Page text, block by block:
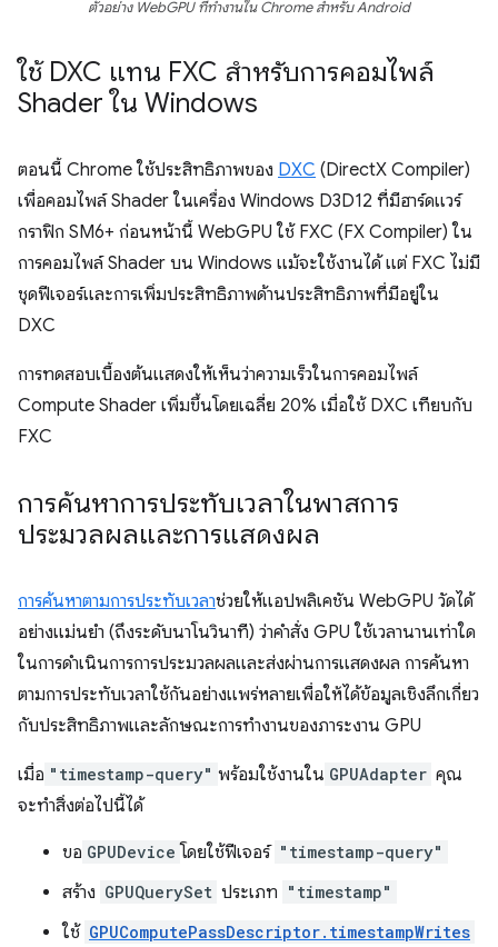
ตัวอย่าง WebGPU ที่ทำงานใน Chrome สำหรับ Android
ใช้ DXC แทน FXC สำหรับการคอมไพล์
Shader ใน Windows
ตอนนี้ Chrome ใช้ประสิทธิภาพของ DXC (DirectX Compiler)
เพื่อคอมไพล์ Shader ในเครื่อง Windows D3D12 ที่มีฮาร์ดแวร์
กราฟิก SM6+ ก่อนหน้านี้ WebGPU ใช้ FXC (FX Compiler) ใน
การคอมไพล์ Shader บน Windows แม้จะใช้งานได้ แต่ FXC ไม่มี
ชุดฟีเจอร์และการเพิ่มประสิทธิภาพด้านประสิทธิภาพที่มีอยู่ใน
DXC
การทดสอบเบื้องต้นแสดงให้เห็นว่าความเร็วในการคอมไพล์
Compute Shader เพิ่มขึ้นโดยเฉลี่ย 20% เมื่อใช้ DXC เทียบกับ
FXC
การค้นหาการประทับเวลาในพาสการ
ประมวลผลและการแสดงผล
การค้นหาตามการประทับเวลาช่วยให้แอปพลิเคชัน WebGPU วัดได้
อย่างแม่นยำ (ถึงระดับนาโนวินาที) ว่าคำสั่ง GPU ใช้เวลานานเท่าใด
ในการดำเนินการการประมวลผลและส่งผ่านการแสดงผล การค้นหา
ตามการประทับเวลาใช้กันอย่างแพร่หลายเพื่อให้ได้ข้อมูลเชิงลึกเกี่ยว
กับประสิทธิภาพและลักษณะการทำงานของภาระงาน GPU
เมื่อ "timestamp-query" พร้อมใช้งานใน GPUAdapter คุณ
จะทำสิ่งต่อไปนี้ได้
ขอ GPUDevice โดยใช้ฟีเจอร์ "timestamp-query"
สร้าง GPUQuerySet ประเภท "timestamp"
ใช้ GPUComputePassDescriptor.timestampWrites